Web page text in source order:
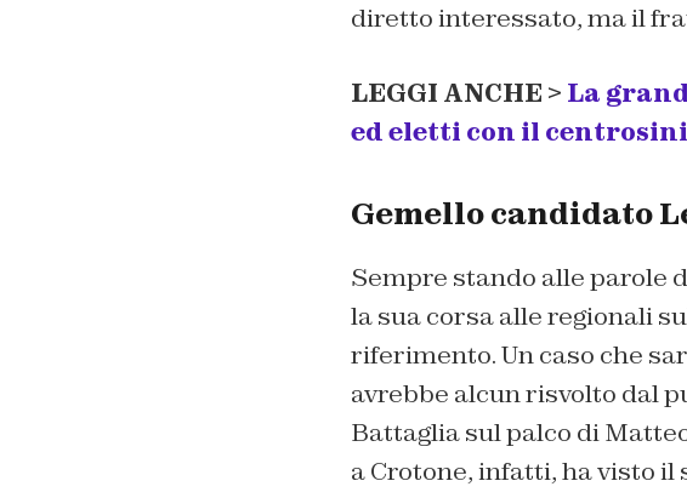
diretto interessato, ma il
LEGGI ANCHE > La
ed eletti con il
Gemello candidato
Sempre stando alle parole
la sua corsa alle regionali
riferimento. Un caso che
avrebbe alcun risvolto dal
Battaglia sul palco di
a Crotone, infatti, ha visto